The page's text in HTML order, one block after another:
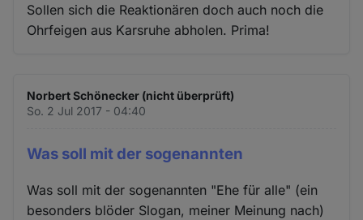
Sollen sich die Reaktionären doch auch noch die
Ohrfeigen aus Karsruhe abholen. Prima!
Norbert Schönecker (nicht überprüft)
So. 2 Jul 2017 - 04:40
Was soll mit der sogenannten
Was soll mit der sogenannten "Ehe für alle" (ein
besonders blöder Slogan, meiner Meinung nach)